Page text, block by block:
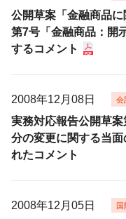
公開草案「金融商品
第7号「金融商品：開
するコメント
2008年12月08日 会
実務対応報告公開草
分の変更に関する当
れたコメント
2008年12月05日